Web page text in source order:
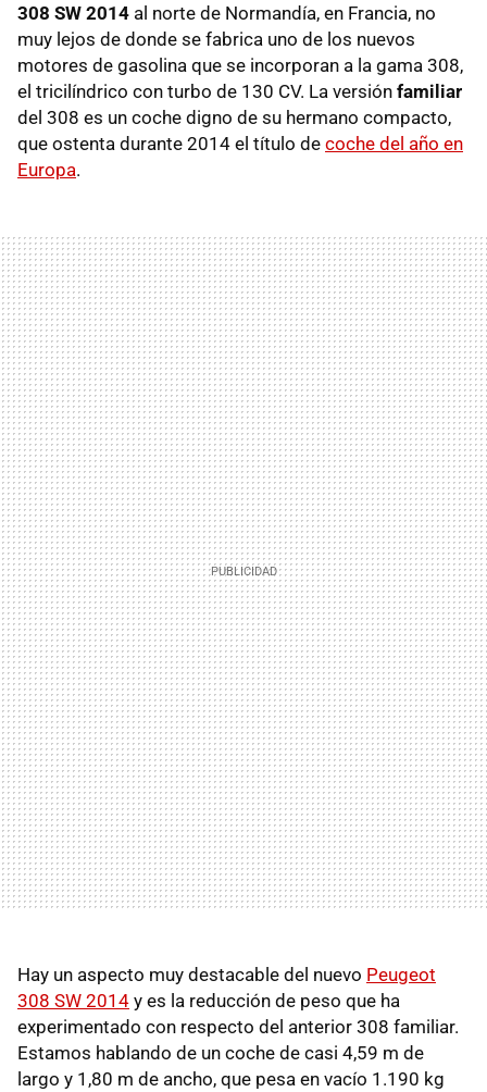
308 SW 2014 al norte de Normandía, en Francia, no
muy lejos de donde se fabrica uno de los nuevos
motores de gasolina que se incorporan a la gama 308,
el tricilíndrico con turbo de 130 CV. La versión familiar
del 308 es un coche digno de su hermano compacto,
que ostenta durante 2014 el título de coche del año en
Europa.
Hay un aspecto muy destacable del nuevo Peugeot
308 SW 2014 y es la reducción de peso que ha
experimentado con respecto del anterior 308 familiar.
Estamos hablando de un coche de casi 4,59 m de
largo y 1,80 m de ancho, que pesa en vacío 1.190 kg